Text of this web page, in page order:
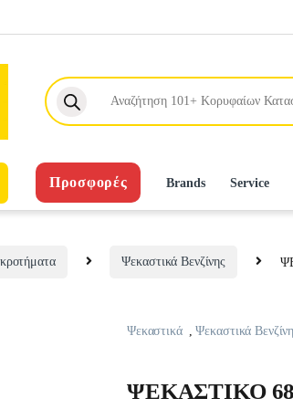
Products search
Προσφορές Brands Service
Ψεκαστικά Βενζίνης
Ψεκαστικά ,Ψεκαστικά
ΨΕΚΑΣΤΙΚΟ